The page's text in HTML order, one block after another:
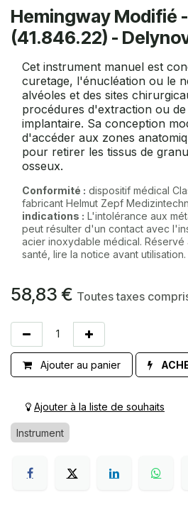
Hemingway Modifié
(41.846.22) -
Cet instrument manuel est
curetage, l'énucléation ou le
alvéoles et des sites
procédures d'extraction ou
implantaire. Sa conception
d'accéder aux zones
pour retirer les tissus de
osseux.
Conformité : dispositif médical
fabricant Helmut Zepf
indications : L'intolérance aux
peut résulter d'un contact avec
acier inoxydable médical.
santé, lire la notice avant utilisation.
58,83 € Toutes taxes
Ajouter au panier
Ajouter à la liste de souhaits
Instrument